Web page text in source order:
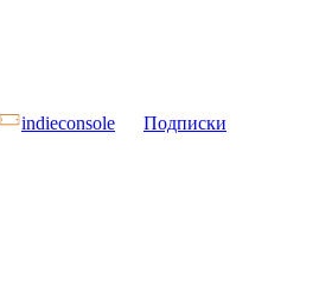
indieconsole Подписки